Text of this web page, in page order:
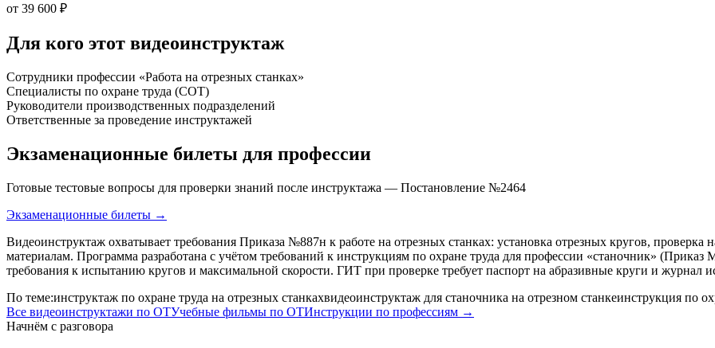
от 39 600 ₽
Для кого этот видеоинструктаж
Сотрудники профессии «Работа на отрезных станках»
Специалисты по охране труда (СОТ)
Руководители производственных подразделений
Ответственные за проведение инструктажей
Экзаменационные билеты для профессии
Готовые тестовые вопросы для проверки знаний после инструктажа — Постановление №2464
Экзаменационные билеты →
Видеоинструктаж охватывает требования Приказа №887н к работе на отрезных станках: установка отрезных кругов,
материалам. Программа разработана с учётом требований к инструкциям по охране труда для профессии «станочник»
требования к испытанию кругов и максимальной скорости. ГИТ при проверке требует паспорт на абразивные круги и журнал
По теме:инструктаж по охране труда на отрезных станкахвидеоинструктаж для станочника на отрезном станкеинструкция по
Все видеоинструктажи по ОТУчебные фильмы по ОТИнструкции по профессиям →
Начнём с разговора